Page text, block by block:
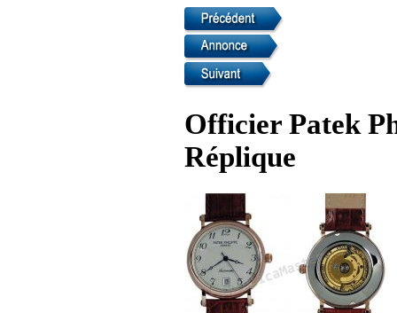
Officier Patek
Réplique